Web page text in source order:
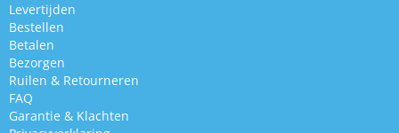
Levertijden
Bestellen
Betalen
Bezorgen
Ruilen & Retourneren
FAQ
Garantie & Klachten